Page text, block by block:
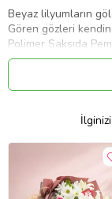
Beyaz lilyumların
Gören gözleri
Polimer Saksıda
canlı pembe
sergilenen pembe
pembe kurdele
aranjman, yaşam
evlerini, ofislerini
dile getirmenin zarif
dönümleri veya
tercih edebilirsiniz.